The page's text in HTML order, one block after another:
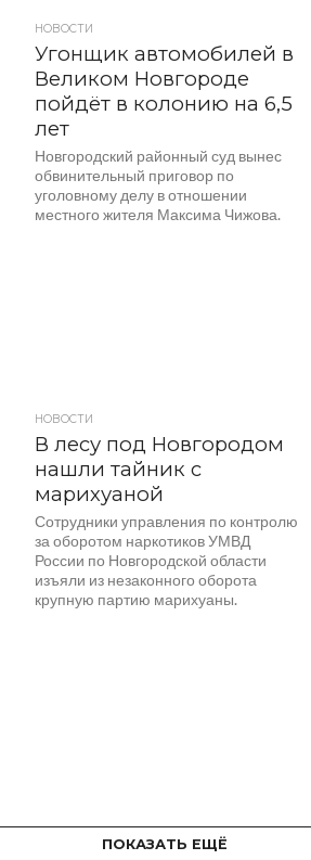
НОВОСТИ
Угонщик автомобилей в
Великом Новгороде
пойдёт в колонию на 6,5
лет
Новгородский районный суд вынес
обвинительный приговор по
уголовному делу в отношении
местного жителя Максима Чижова.
НОВОСТИ
В лесу под Новгородом
нашли тайник с
марихуаной
Сотрудники управления по контролю
за оборотом наркотиков УМВД
России по Новгородской области
изъяли из незаконного оборота
крупную партию марихуаны.
ПОКАЗАТЬ ЕЩЁ